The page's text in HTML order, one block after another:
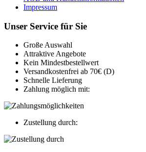
Impressum
Unser Service für Sie
Große Auswahl
Attraktive Angebote
Kein Mindestbestellwert
Versandkostenfrei ab 70€ (D)
Schnelle Lieferung
Zahlung möglich mit:
Zustellung durch: